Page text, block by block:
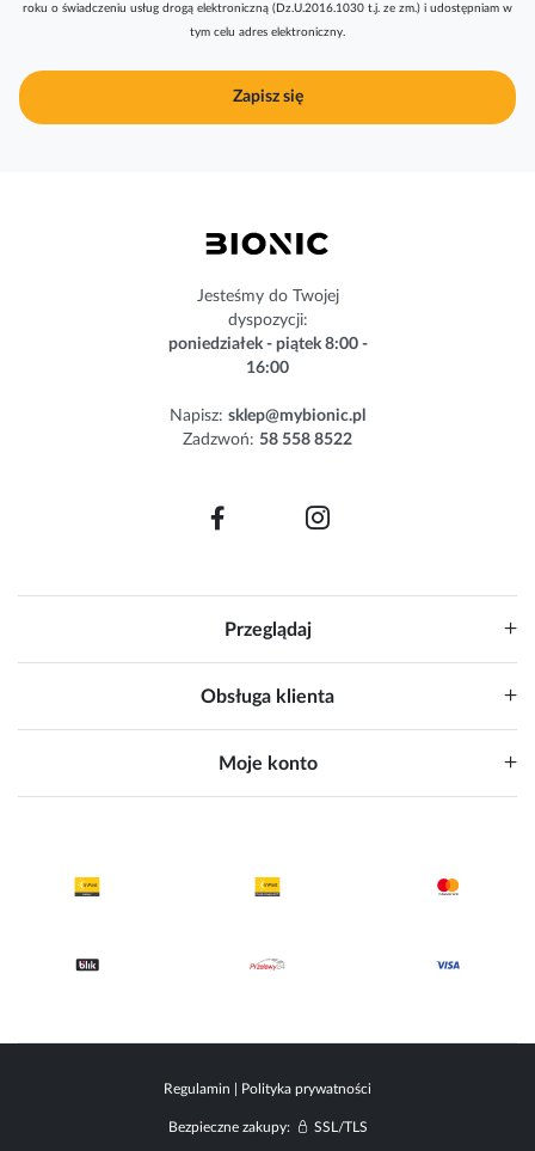
y
j
n
Zapisz się
roku o świadczeniu usług drogą elektroniczną (Dz.U.2016.1030 t.j. ze zm.) i udostępniam w
tym celu adres elektroniczny.
Jesteśmy do Twojej
dyspozycji:
poniedziałek - piątek 8:00 -
16:00
Napisz: sklep@mybionic.pl
Zadzwoń: 58 558 8522
Przeglądaj
Obsługa klienta
Moje konto
Regulamin Polityka prywatności
Bezpieczne zakupy: SSL/TLS